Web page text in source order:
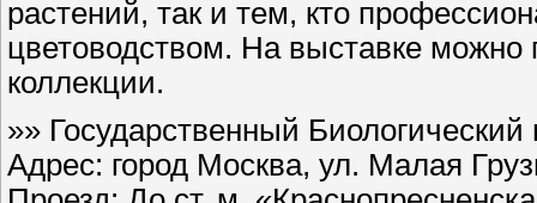
растений, так и тем, кто
цветоводством. На выставке
коллекции.
»» Государственный
Адрес: город Москва, ул. Малая